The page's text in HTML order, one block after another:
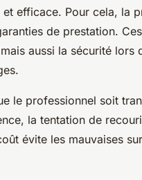
efficace. Pour cela, la
de prestation.
aussi la sécurité lors
le professionnel soit
la tentation de
évite les mauvaises